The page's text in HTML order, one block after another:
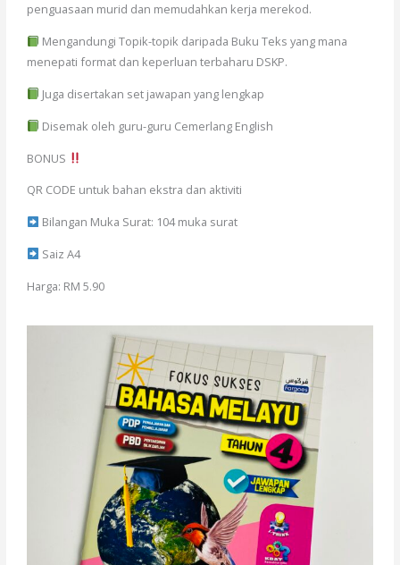
penguasaan murid dan memudahkan kerja merekod.
Mengandungi Topik-topik daripada Buku Teks yang mana
menepati format dan keperluan terbaharu DSKP.
Juga disertakan set jawapan yang lengkap
Disemak oleh guru-guru Cemerlang English
BONUS
QR CODE untuk bahan ekstra dan aktiviti
Bilangan Muka Surat: 104 muka surat
Saiz A4
Harga: RM 5.90